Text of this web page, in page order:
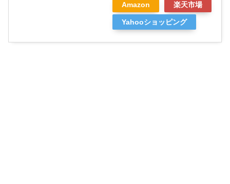
Amazon 楽天市場
Yahooショッピング